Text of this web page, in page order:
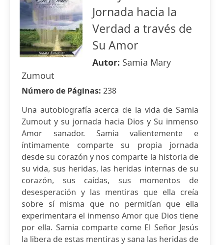
Jornada hacia la
Verdad a través de
Su Amor
Autor: Samia Mary
Zumout
Número de Páginas: 238
Una autobiografía acerca de la vida de Samia
Zumout y su jornada hacia Dios y Su inmenso
Amor sanador. Samia valientemente e
íntimamente comparte su propia jornada
desde su corazón y nos comparte la historia de
su vida, sus heridas, las heridas internas de su
corazón, sus caídas, sus momentos de
desesperación y las mentiras que ella creía
sobre sí misma que no permitían que ella
experimentara el inmenso Amor que Dios tiene
por ella. Samia comparte come El Señor Jesús
la libera de estas mentiras y sana las heridas de